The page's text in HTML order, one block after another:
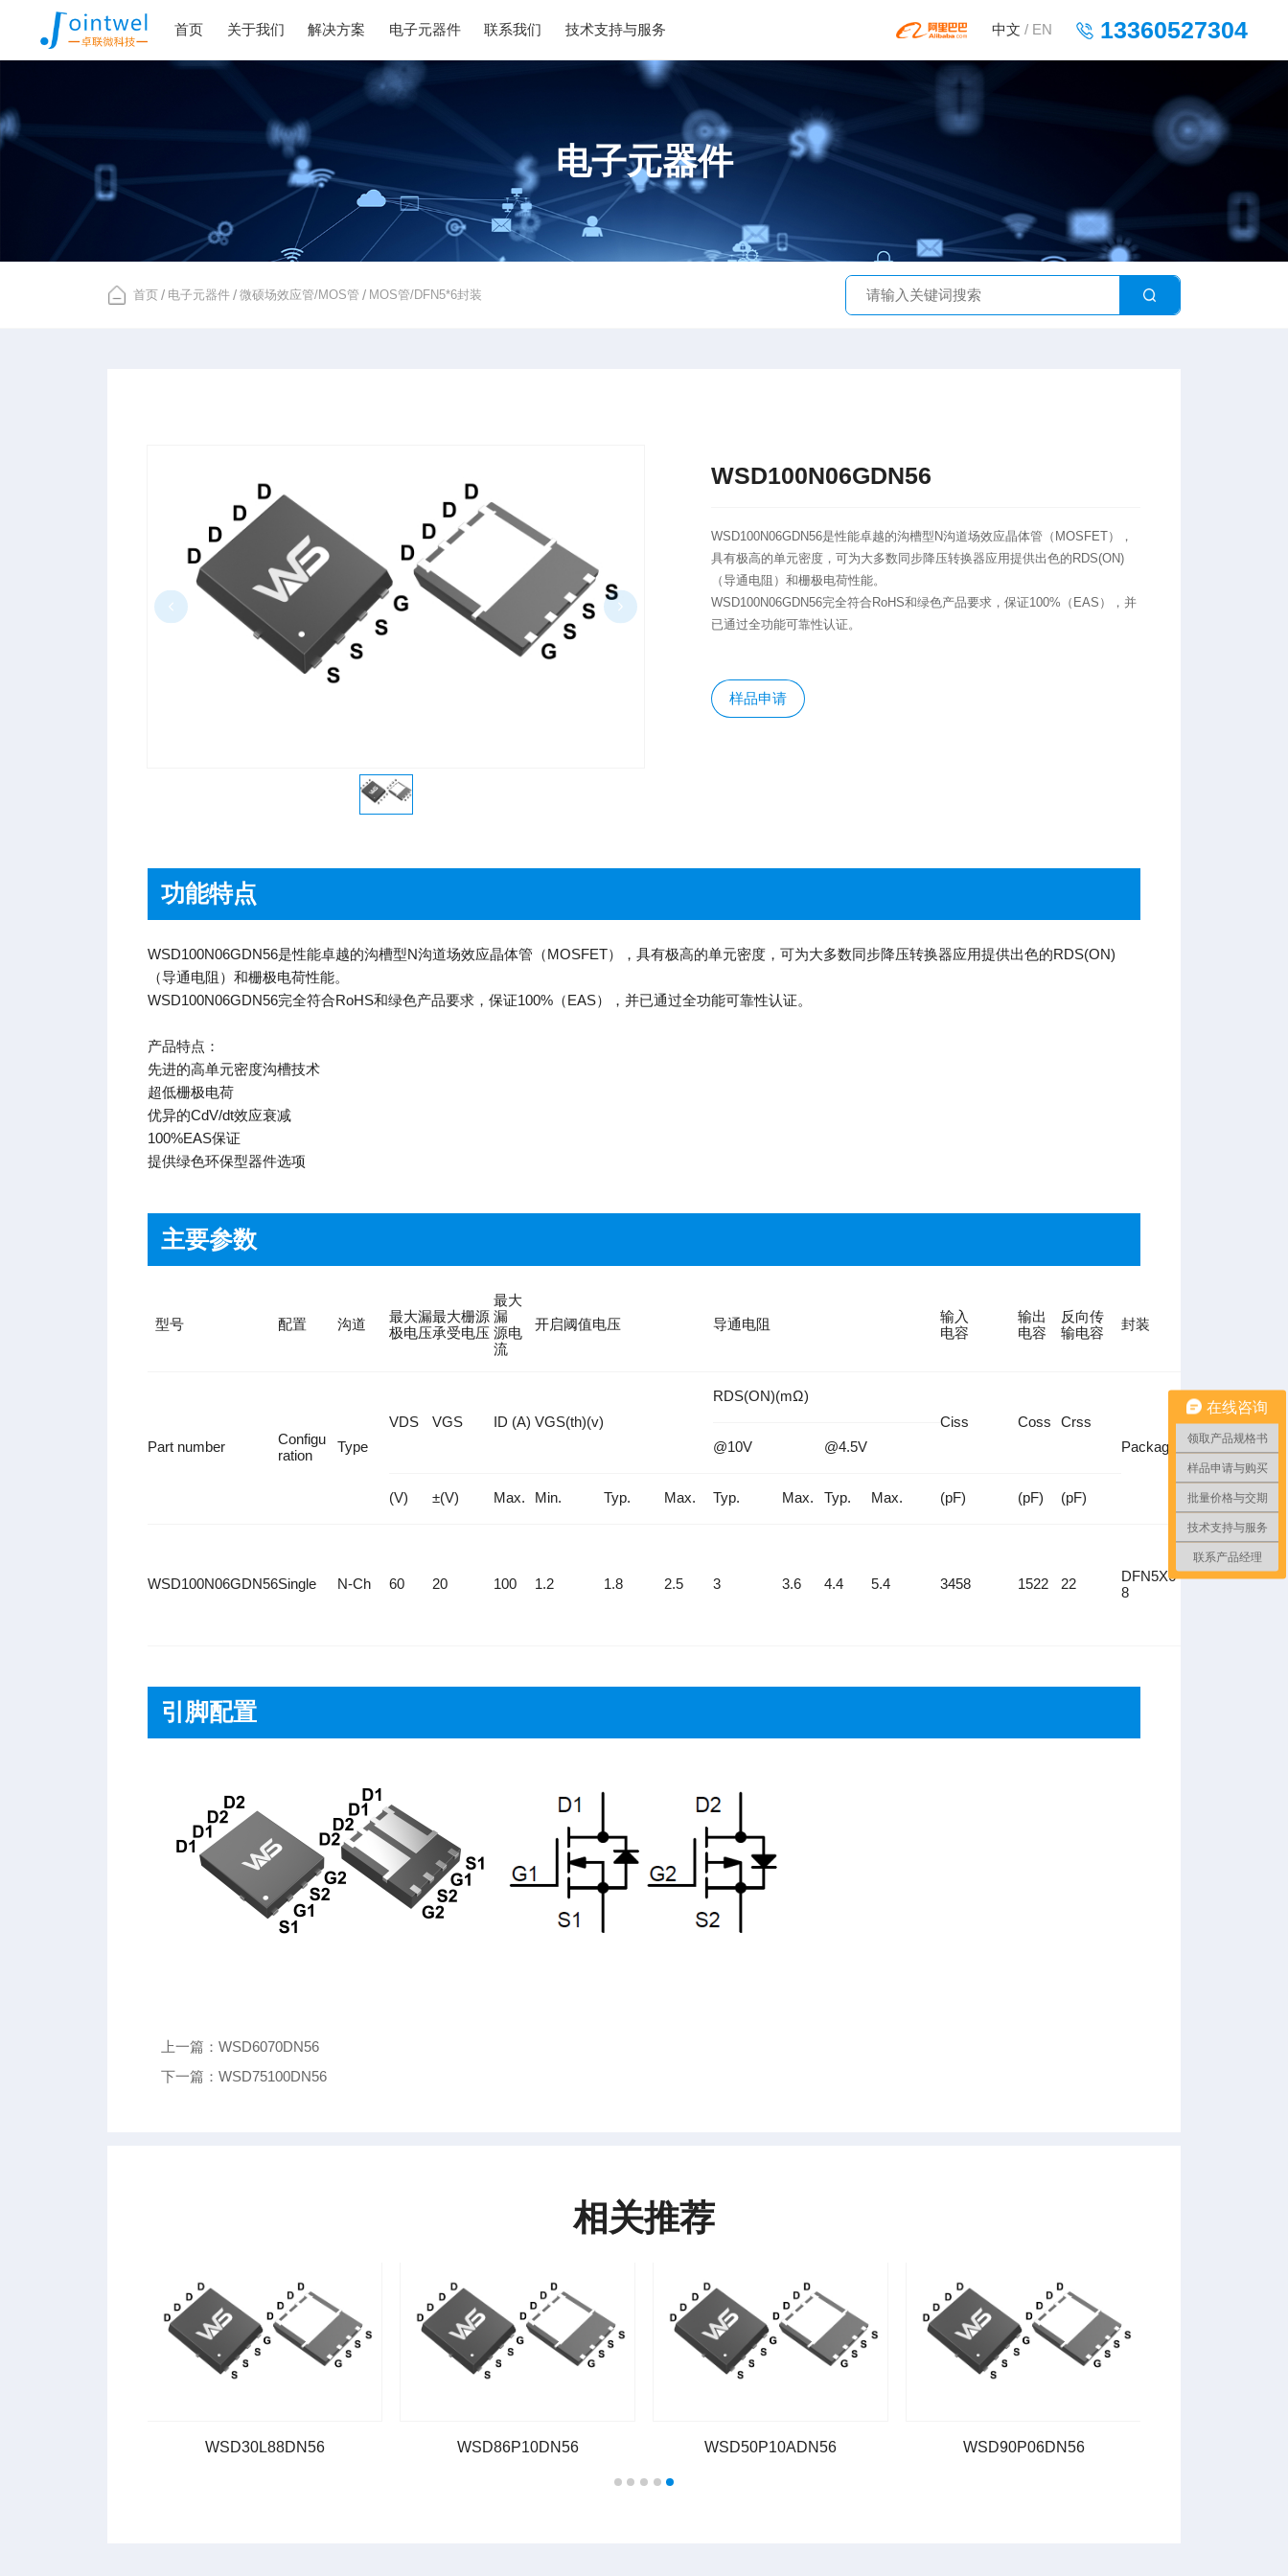
首页 关于我们 解决方案 电子元器件 联系我们 技术支持与服务 中文 / EN 13360527304
电子元器件
首页 / 电子元器件 / 微硕场效应管/MOS管 / MOS管/DFN5*6封装
WSD100N06GDN56
​WSD100N06GDN56是性能卓越的沟槽型N沟道场效应晶体管（MOSFET），
具有极高的单元密度，可为大多数同步降压转换器应用提供出色的RDS(ON)
（导通电阻）和栅极电荷性能。
WSD100N06GDN56完全符合RoHS和绿色产品要求，保证100%（EAS），并
已通过全功能可靠性认证。
样品申请
功能特点
WSD100N06GDN56是性能卓越的沟槽型N沟道场效应晶体管（MOSFET），具有极高的单元密度，可为大多数同步降压转换器应用提供出色的RDS(ON)
（导通电阻）和栅极电荷性能。
WSD100N06GDN56完全符合RoHS和绿色产品要求，保证100%（EAS），并已通过全功能可靠性认证。
产品特点：
先进的高单元密度沟槽技术
超低栅极电荷
优异的CdV/dt效应衰减
100%EAS保证
提供绿色环保型器件选项
主要参数
型号 配置 沟道
最大漏
极电压
最大栅源
承受电压
最大
漏
源电
流
开启阈值电压 导通电阻
输入
电容
输出
电容
反向传
输电容
封装
Part number
Configu
ration
Type
VDS VGS ID (A) VGS(th)(v)
RDS(ON)(mΩ)
Ciss
Coss
Crss
Package
@10V @4.5V
(V) ±(V) Max. Min. Typ. Max. Typ. Max. Typ. Max. (pF) (pF) (pF)
WSD100N06GDN56Single N-Ch 60 20 100 1.2 1.8 2.5 3 3.6 4.4 5.4 3458 1522 22
DFN5X6-
8
引脚配置
上一篇：WSD6070DN56
下一篇：WSD75100DN56
相关推荐
WSD30L88DN56 WSD86P10DN56 WSD50P10ADN56 WSD90P06DN56
在线咨询
领取产品规格书
样品申请与购买
批量价格与交期
技术支持与服务
联系产品经理